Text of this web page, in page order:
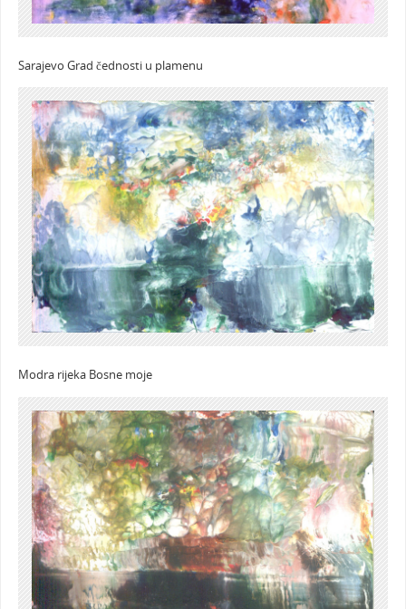
Sarajevo Grad čednosti u plamenu
Modra rijeka Bosne moje